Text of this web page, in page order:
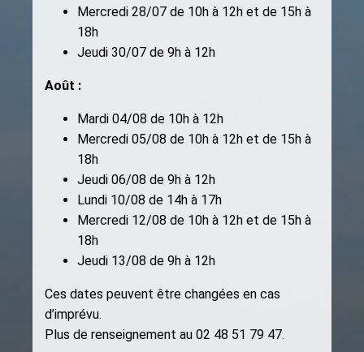
Mercredi 28/07 de 10h à 12h et de 15h à
18h
Jeudi 30/07 de 9h à 12h
Août :
Mardi 04/08 de 10h à 12h
Mercredi 05/08 de 10h à 12h et de 15h à
18h
Jeudi 06/08 de 9h à 12h
Lundi 10/08 de 14h à 17h
Mercredi 12/08 de 10h à 12h et de 15h à
18h
Jeudi 13/08 de 9h à 12h
Ces dates peuvent être changées en cas
d’imprévu.
Plus de renseignement au 02 48 51 79 47.